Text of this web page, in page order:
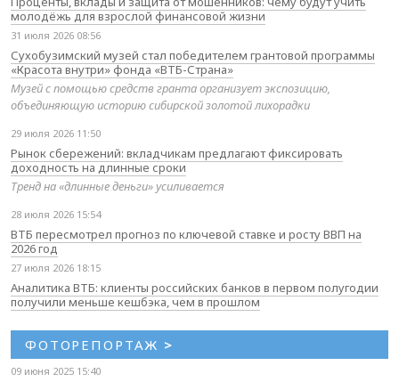
молодёжь для взрослой финансовой жизни
31 июля 2026 08:56
Сухобузимский музей стал победителем грантовой программы
«Красота внутри» фонда «ВТБ-Страна»
Музей с помощью средств гранта организует экспозицию,
объединяющую историю сибирской золотой лихорадки
29 июля 2026 11:50
Рынок сбережений: вкладчикам предлагают фиксировать
доходность на длинные сроки
Тренд на «длинные деньги» усиливается
28 июля 2026 15:54
ВТБ пересмотрел прогноз по ключевой ставке и росту ВВП на
2026 год
27 июля 2026 18:15
Аналитика ВТБ: клиенты российских банков в первом полугодии
получили меньше кешбэка, чем в прошлом
ФОТОРЕПОРТАЖ >
09 июня 2025 15:40